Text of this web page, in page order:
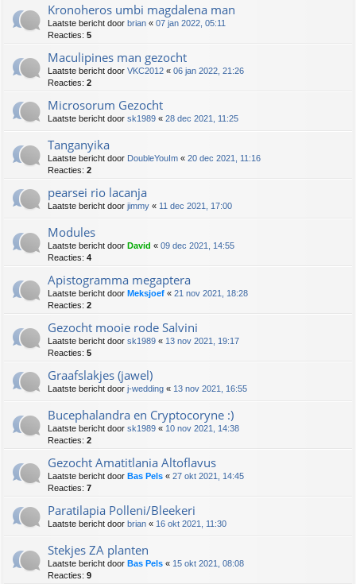
Kronoheros umbi magdalena man
Laatste bericht door brian « 07 jan 2022, 05:11
Reacties: 5
Maculipines man gezocht
Laatste bericht door VKC2012 « 06 jan 2022, 21:26
Reacties: 2
Microsorum Gezocht
Laatste bericht door sk1989 « 28 dec 2021, 11:25
Tanganyika
Laatste bericht door DoubleYouIm « 20 dec 2021, 11:16
Reacties: 2
pearsei rio lacanja
Laatste bericht door jimmy « 11 dec 2021, 17:00
Modules
Laatste bericht door David « 09 dec 2021, 14:55
Reacties: 4
Apistogramma megaptera
Laatste bericht door Meksjoef « 21 nov 2021, 18:28
Reacties: 2
Gezocht mooie rode Salvini
Laatste bericht door sk1989 « 13 nov 2021, 19:17
Reacties: 5
Graafslakjes (jawel)
Laatste bericht door j-wedding « 13 nov 2021, 16:55
Bucephalandra en Cryptocoryne :)
Laatste bericht door sk1989 « 10 nov 2021, 14:38
Reacties: 2
Gezocht Amatitlania Altoflavus
Laatste bericht door Bas Pels « 27 okt 2021, 14:45
Reacties: 7
Paratilapia Polleni/Bleekeri
Laatste bericht door brian « 16 okt 2021, 11:30
Stekjes ZA planten
Laatste bericht door Bas Pels « 15 okt 2021, 08:08
Reacties: 9